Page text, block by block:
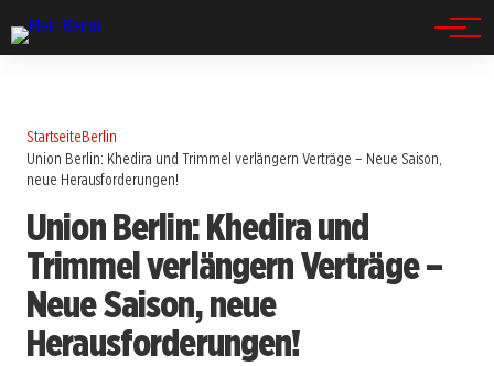
StartseiteBerlin
Union Berlin: Khedira und Trimmel verlängern Verträge – Neue Saison,
neue Herausforderungen!
Union Berlin: Khedira und
Trimmel verlängern Verträge –
Neue Saison, neue
Herausforderungen!